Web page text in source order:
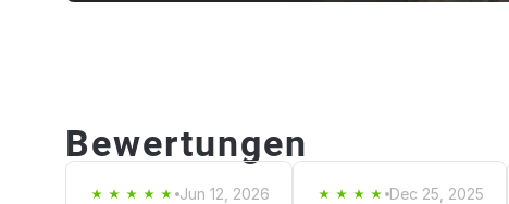
Bewertungen
Jun 12, 2026 Dec 25, 2025